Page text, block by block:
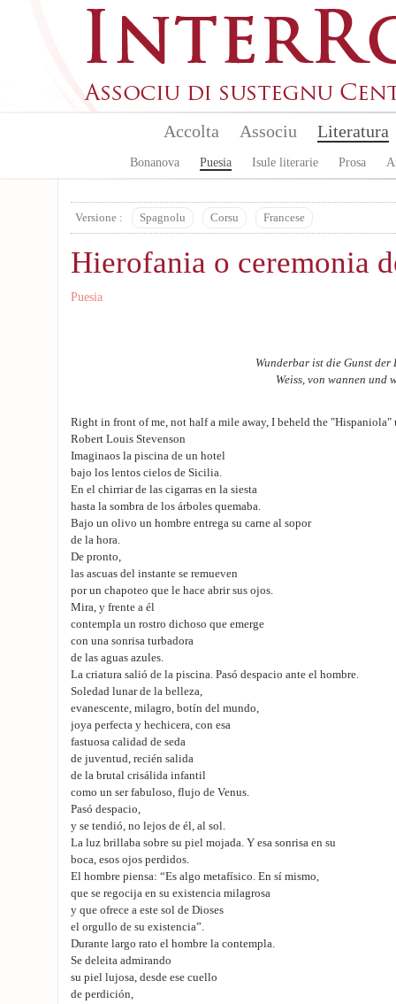
Accolta Associu Literatura
Bonanova Puesia Isule literarie Prosa
Versione : Spagnolu Corsu Francese
Hierofania o ceremonia
Puesia
Wunderbar ist die Gunst
Weiss, von wannen und
Right in front of me, not half a mile away, I beheld the "Hispaniola"
Robert Louis Stevenson
Imaginaos la piscina de un hotel
bajo los lentos cielos de Sicilia.
En el chirriar de las cigarras en la siesta
hasta la sombra de los árboles quemaba.
Bajo un olivo un hombre entrega su carne al sopor
de la hora.
De pronto,
las ascuas del instante se remueven
por un chapoteo que le hace abrir sus ojos.
Mira, y frente a él
contempla un rostro dichoso que emerge
con una sonrisa turbadora
de las aguas azules.
La criatura salió de la piscina. Pasó despacio ante el hombre.
Soledad lunar de la belleza,
evanescente, milagro, botín del mundo,
joya perfecta y hechicera, con esa
fastuosa calidad de seda
de juventud, recién salida
de la brutal crisálida infantil
como un ser fabuloso, flujo de Venus.
Pasó despacio,
y se tendió, no lejos de él, al sol.
La luz brillaba sobre su piel mojada. Y esa sonrisa en su
boca, esos ojos perdidos.
El hombre piensa: “Es algo metafísico. En sí mismo,
que se regocija en su existencia milagrosa
y que ofrece a este sol de Dioses
el orgullo de su existencia”.
Durante largo rato el hombre la contempla.
Se deleita admirando
su piel lujosa, desde ese cuello
de perdición,